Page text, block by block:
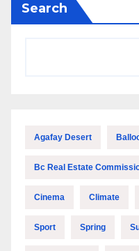
Search
Agafay Desert
Bc Real Estate
Cinema Climate
Sport Spring